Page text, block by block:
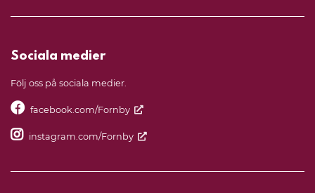
Sociala medier
Följ oss på sociala medier.
facebook.com/Fornby
instagram.com/Fornby